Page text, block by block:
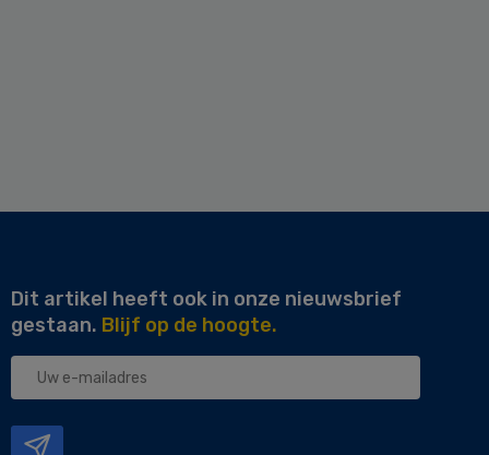
Dit artikel heeft ook in onze nieuwsbrief
gestaan. Blijf op de hoogte.
Uw